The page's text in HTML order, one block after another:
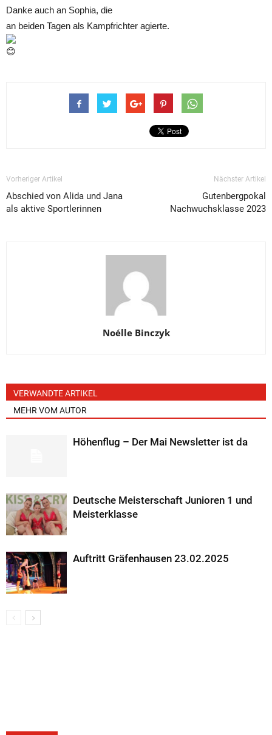
Danke auch an Sophia, die
an beiden Tagen als Kampfrichter agierte.
Vorheriger Artikel
Abschied von Alida und Jana
als aktive Sportlerinnen
Nächster Artikel
Gutenbergpokal
Nachwuchsklasse 2023
Noélle Binczyk
VERWANDTE ARTIKEL
MEHR VOM AUTOR
Höhenflug – Der Mai Newsletter ist da
Deutsche Meisterschaft Junioren 1 und
Meisterklasse
Auftritt Gräfenhausen 23.02.2025